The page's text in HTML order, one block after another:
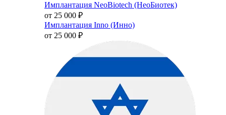
Имплантация NeoBiotech (НеоБиотек)
от 25 000 ₽
Имплантация Inno (Инно)
от 25 000 ₽